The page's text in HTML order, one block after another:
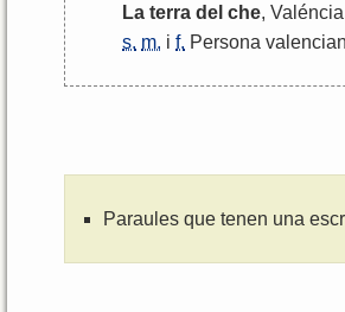
La terra del che, Valéncia
s. m. i f. Persona
Paraules que tenen una